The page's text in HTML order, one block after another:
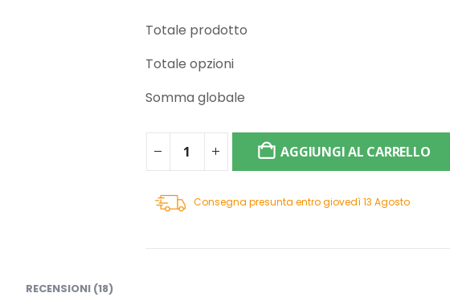
Totale prodotto
Totale opzioni
Somma globale
AGGIUNGI AL CARRELLO
Consegna presunta entro giovedì 13 Agosto
RECENSIONI (18)